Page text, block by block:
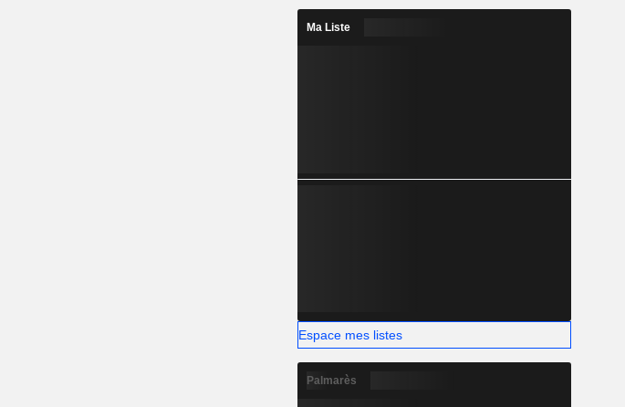
Ma Liste
Espace mes listes
Palmarès